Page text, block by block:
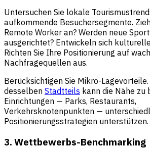
Untersuchen Sie lokale
aufkommende Besuchersegmente.
Remote Worker an? Werden neue
ausgerichtet? Entwickeln sich
Richten Sie Ihre Positionierung auf
Nachfragequellen aus.
Berücksichtigen Sie Mikro-
desselben Stadtteils kann die Nähe
Einrichtungen — Parks, Restaurants,
Verkehrsknotenpunkten —
Positionierungsstrategien unterstützen.
3. Wettbewerbs-Benchmarking